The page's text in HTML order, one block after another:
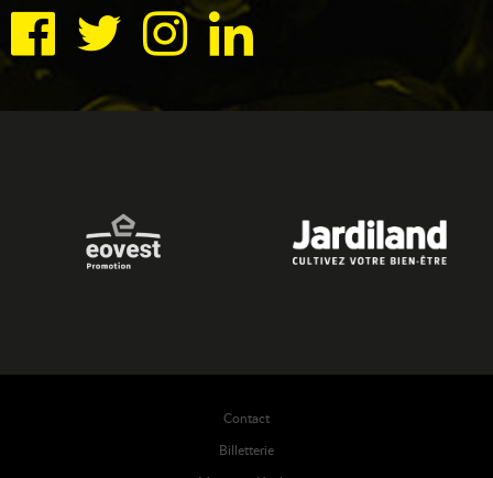
Contact
Billetterie